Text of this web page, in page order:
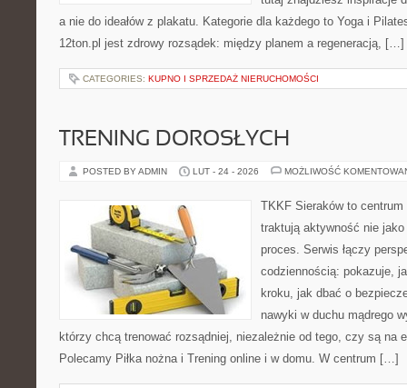
a nie do ideałów z plakatu. Kategorie dla każdego to Yoga i
12ton.pl jest zdrowy rozsądek: między planem a regeneracją, […]
CATEGORIES: KUPNO I SPRZEDAŻ NIERUCHOMOŚCI
TRENING DOROSŁYCH
POSTED BY ADMIN LUT - 24 - 2026 MOŻLIWOŚĆ
TKKF Sieraków to
traktują aktywność nie
proces. Serwis łączy
codziennością: pokazuje,
kroku, jak dbać o
nawyki w duchu mądrego
którzy chcą trenować rozsądniej, niezależnie od tego, czy są na
Polecamy Piłka nożna i Trening online i w domu. W centrum […]